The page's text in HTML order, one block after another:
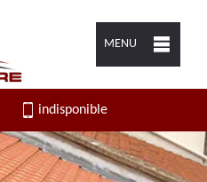
MENU
indisponible